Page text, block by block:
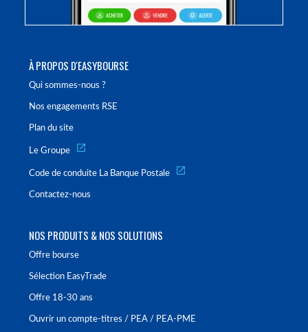
À PROPOS D'EASYBOURSE
Qui sommes-nous ?
Nos engagements RSE
Plan du site
Le Groupe
Code de conduite La Banque Postale
Contactez-nous
NOS PRODUITS & NOS SOLUTIONS
Offre bourse
Sélection EasyTrade
Offre 18-30 ans
Ouvrir un compte-titres / PEA / PEA-PME